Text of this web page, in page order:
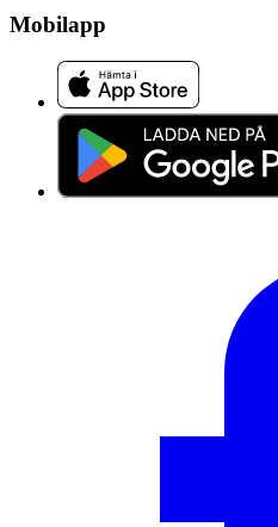
Mobilapp